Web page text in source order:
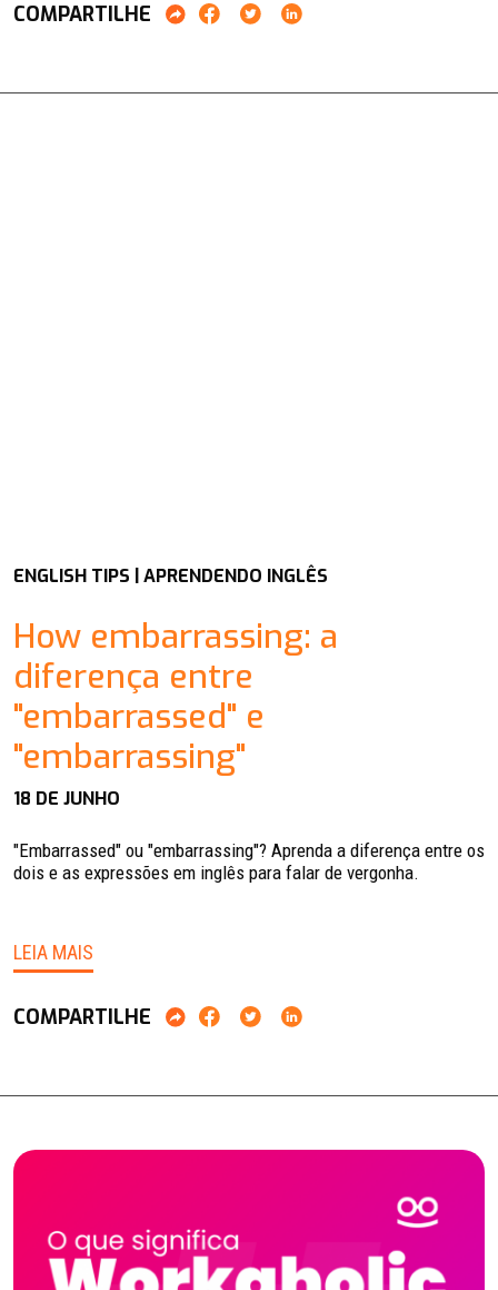
COMPARTILHE
ENGLISH TIPS | APRENDENDO INGLÊS
How embarrassing: a
diferença entre
"embarrassed" e
"embarrassing"
18 DE JUNHO
"Embarrassed" ou "embarrassing"? Aprenda a diferença entre os
dois e as expressões em inglês para falar de vergonha.
LEIA MAIS
COMPARTILHE